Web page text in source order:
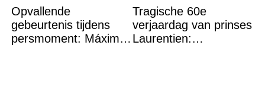
Opvallende
gebeurtenis tijdens
persmoment: Máxima
Tragische 60e
verjaardag van prinses
Laurentien: